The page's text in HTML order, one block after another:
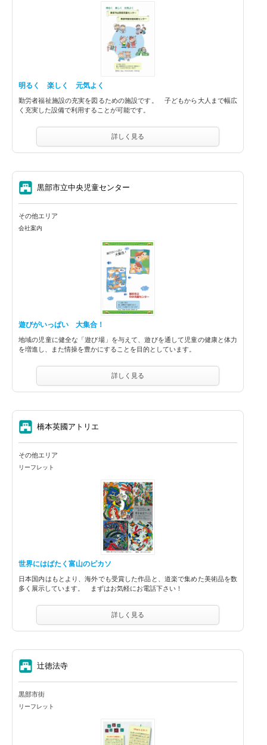
明るく 楽しく 元気よく
勤労者福祉施設の充実を図るための施設です。 子どもから大人まで幅広
く充実した設備で利用することが可能です。
詳しく見る
⑦ 黒部市立中央児童センター
その他エリア
会社案内
遊びがいっぱい 大集合！
地域の児童に健全な「遊び場」を与えて、遊びを通して児童の健康と体力
を増進し、また情操を豊かにすることを目的としています。
詳しく見る
⑦ 橋本英國アトリエ
その他エリア
リーフレット
世界にはばたく富山のピカソ
日本国内はもとより、海外でも受賞した作品と、道楽で集めた美術品を数
多く展示しています。 まずはお気軽にお電話下さい！
詳しく見る
⑦ 辻徳法寺
黒部市街
リーフレット